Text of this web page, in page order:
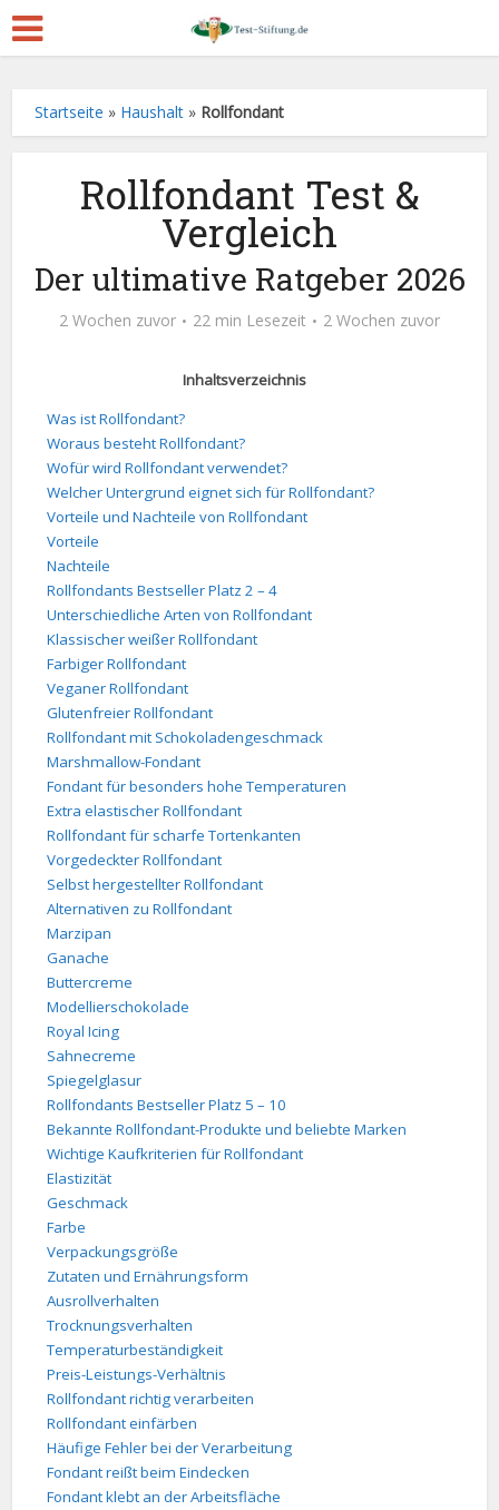
Startseite » Haushalt » Rollfondant
Rollfondant Test &
Vergleich
Der ultimative Ratgeber 2026
2 Wochen zuvor 22 min Lesezeit 2 Wochen zuvor
Inhaltsverzeichnis
Was ist Rollfondant?
Woraus besteht Rollfondant?
Wofür wird Rollfondant verwendet?
Welcher Untergrund eignet sich für Rollfondant?
Vorteile und Nachteile von Rollfondant
Vorteile
Nachteile
Rollfondants Bestseller Platz 2 – 4
Unterschiedliche Arten von Rollfondant
Klassischer weißer Rollfondant
Farbiger Rollfondant
Veganer Rollfondant
Glutenfreier Rollfondant
Rollfondant mit Schokoladengeschmack
Marshmallow-Fondant
Fondant für besonders hohe Temperaturen
Extra elastischer Rollfondant
Rollfondant für scharfe Tortenkanten
Vorgedeckter Rollfondant
Selbst hergestellter Rollfondant
Alternativen zu Rollfondant
Marzipan
Ganache
Buttercreme
Modellierschokolade
Royal Icing
Sahnecreme
Spiegelglasur
Rollfondants Bestseller Platz 5 – 10
Bekannte Rollfondant-Produkte und beliebte Marken
Wichtige Kaufkriterien für Rollfondant
Elastizität
Geschmack
Farbe
Verpackungsgröße
Zutaten und Ernährungsform
Ausrollverhalten
Trocknungsverhalten
Temperaturbeständigkeit
Preis-Leistungs-Verhältnis
Rollfondant richtig verarbeiten
Rollfondant einfärben
Häufige Fehler bei der Verarbeitung
Fondant reißt beim Eindecken
Fondant klebt an der Arbeitsfläche